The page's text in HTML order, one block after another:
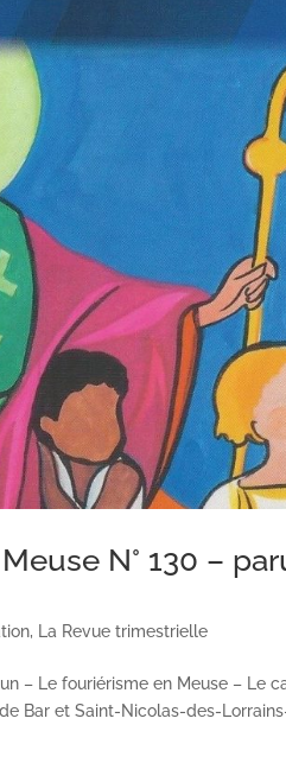
N° 130 –
, La Revue trimestrielle
– Le fouriérisme en Meuse – Le
Bar et Saint-Nicolas-des-